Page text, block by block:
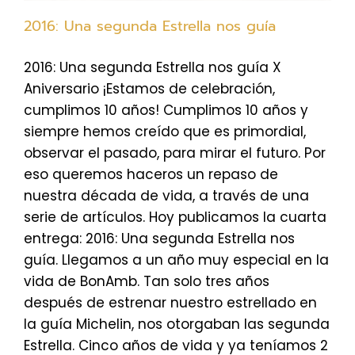
2016: Una segunda Estrella nos guía
2016: Una segunda Estrella nos guía X
Aniversario ¡Estamos de celebración,
cumplimos 10 años! Cumplimos 10 años y
siempre hemos creído que es primordial,
observar el pasado, para mirar el futuro. Por
eso queremos haceros un repaso de
nuestra década de vida, a través de una
serie de artículos. Hoy publicamos la cuarta
entrega: 2016: Una segunda Estrella nos
guía. Llegamos a un año muy especial en la
vida de BonAmb. Tan solo tres años
después de estrenar nuestro estrellado en
la guía Michelin, nos otorgaban las segunda
Estrella. Cinco años de vida y ya teníamos 2